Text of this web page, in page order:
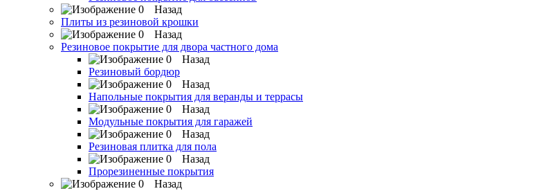
Назад
Плиты из резиновой крошки
Назад
Резиновое покрытие для двора частного дома
Назад
Резиновый бордюр
Назад
Напольные покрытия для веранды и террасы
Назад
Модульные покрытия для гаражей
Назад
Резиновая плитка для пола
Назад
Прорезиненные покрытия
Назад